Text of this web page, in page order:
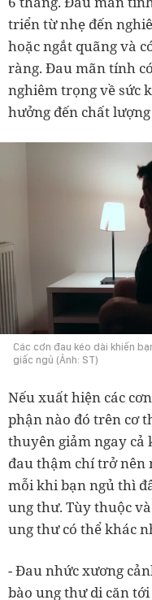
triển từ nhẹ đến
hoặc ngắt quãng và
ràng. Đau mãn tính
nghiêm trọng về sức
hưởng đến chất
Các cơn đau kéo dài khiến
giấc ngủ (Ảnh: ST)
Nếu xuất hiện các
phận nào đó trên cơ
thuyên giảm ngay cả
đau thậm chí trở nên
mỗi khi bạn ngủ thì
ung thư. Tùy thuộc
ung thư có thể khác
- Đau nhức xương
bào ung thư di căn